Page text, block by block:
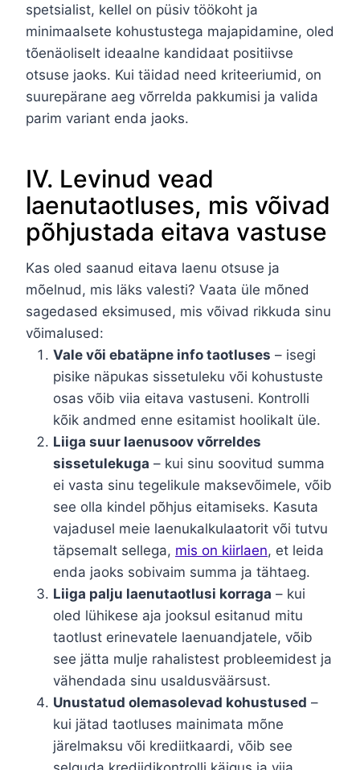
spetsialist, kellel on püsiv töökoht ja
minimaalsete kohustustega majapidamine, oled
tõenäoliselt ideaalne kandidaat positiivse
otsuse jaoks. Kui täidad need kriteeriumid, on
suurepärane aeg võrrelda pakkumisi ja valida
parim variant enda jaoks.
IV. Levinud vead
laenutaotluses, mis võivad
põhjustada eitava vastuse
Kas oled saanud eitava laenu otsuse ja
mõelnud, mis läks valesti? Vaata üle mõned
sagedased eksimused, mis võivad rikkuda sinu
võimalused:
Vale või ebatäpne info taotluses – isegi
pisike näpukas sissetuleku või kohustuste
osas võib viia eitava vastuseni. Kontrolli
kõik andmed enne esitamist hoolikalt üle.
Liiga suur laenusoov võrreldes
sissetulekuga – kui sinu soovitud summa
ei vasta sinu tegelikule maksevõimele, võib
see olla kindel põhjus eitamiseks. Kasuta
vajadusel meie laenukalkulaatorit või tutvu
täpsemalt sellega, mis on kiirlaen, et leida
enda jaoks sobivaim summa ja tähtaeg.
Liiga palju laenutaotlusi korraga – kui
oled lühikese aja jooksul esitanud mitu
taotlust erinevatele laenuandjatele, võib
see jätta mulje rahalistest probleemidest ja
vähendada sinu usaldusväärsust.
Unustatud olemasolevad kohustused –
kui jätad taotluses mainimata mõne
järelmaksu või krediitkaardi, võib see